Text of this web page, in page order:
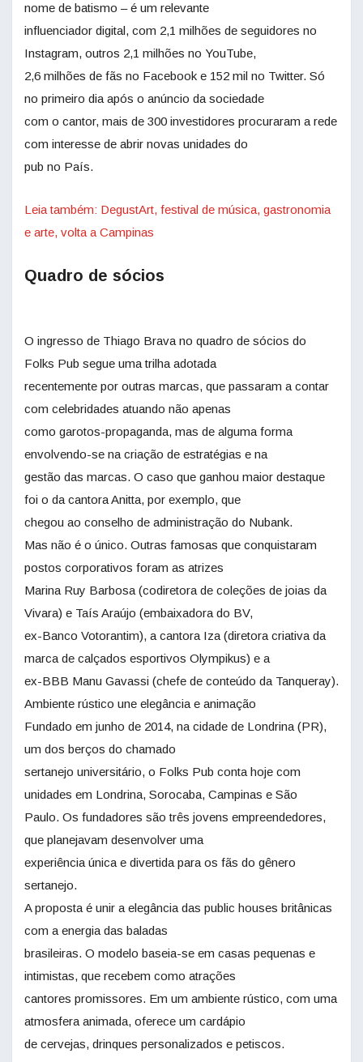
nome de batismo – é um relevante
influenciador digital, com 2,1 milhões de seguidores no
Instagram, outros 2,1 milhões no YouTube,
2,6 milhões de fãs no Facebook e 152 mil no Twitter. Só
no primeiro dia após o anúncio da sociedade
com o cantor, mais de 300 investidores procuraram a rede
com interesse de abrir novas unidades do
pub no País.
Leia também: DegustArt, festival de música, gastronomia
e arte, volta a Campinas
Quadro de sócios
O ingresso de Thiago Brava no quadro de sócios do
Folks Pub segue uma trilha adotada
recentemente por outras marcas, que passaram a contar
com celebridades atuando não apenas
como garotos-propaganda, mas de alguma forma
envolvendo-se na criação de estratégias e na
gestão das marcas. O caso que ganhou maior destaque
foi o da cantora Anitta, por exemplo, que
chegou ao conselho de administração do Nubank.
Mas não é o único. Outras famosas que conquistaram
postos corporativos foram as atrizes
Marina Ruy Barbosa (codiretora de coleções de joias da
Vivara) e Taís Araújo (embaixadora do BV,
ex-Banco Votorantim), a cantora Iza (diretora criativa da
marca de calçados esportivos Olympikus) e a
ex-BBB Manu Gavassi (chefe de conteúdo da Tanqueray).
Ambiente rústico une elegância e animação
Fundado em junho de 2014, na cidade de Londrina (PR),
um dos berços do chamado
sertanejo universitário, o Folks Pub conta hoje com
unidades em Londrina, Sorocaba, Campinas e São
Paulo. Os fundadores são três jovens empreendedores,
que planejavam desenvolver uma
experiência única e divertida para os fãs do gênero
sertanejo.
A proposta é unir a elegância das public houses britânicas
com a energia das baladas
brasileiras. O modelo baseia-se em casas pequenas e
intimistas, que recebem como atrações
cantores promissores. Em um ambiente rústico, com uma
atmosfera animada, oferece um cardápio
de cervejas, drinques personalizados e petiscos.